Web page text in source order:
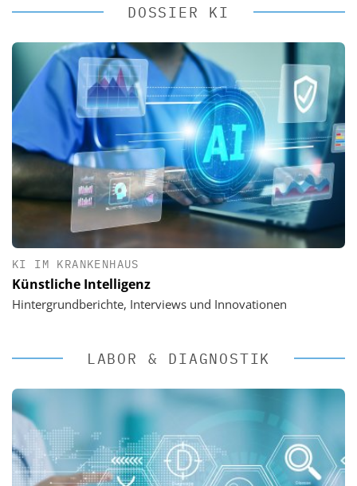
DOSSIER KI
KI IM KRANKENHAUS
Künstliche Intelligenz
Hintergrundberichte, Interviews und Innovationen
LABOR & DIAGNOSTIK